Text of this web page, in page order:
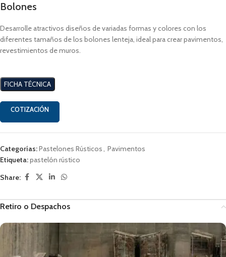
Bolones
Desarrolle atractivos diseños de variadas formas y colores con los
diferentes tamaños de los bolones lenteja, ideal para crear pavimentos,
revestimientos de muros.
FICHA TÉCNICA
COTIZACIÓN
Categorías:Pastelones Rústicos, Pavimentos
Etiqueta:pastelón rústico
Share:
Retiro o Despachos